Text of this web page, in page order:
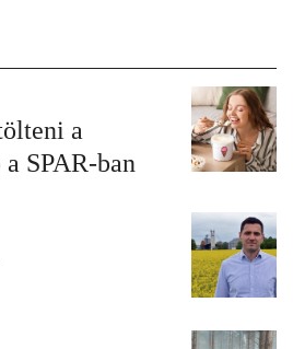
a
SPAR-ban